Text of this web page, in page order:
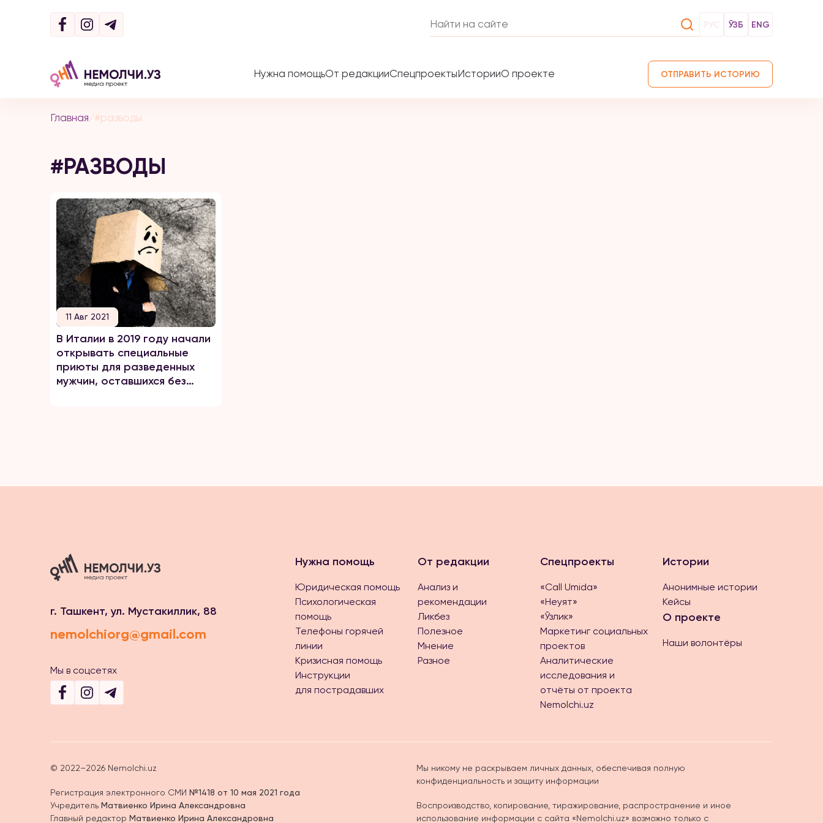
РУС ЎЗБ ENG
Нужна помощьОт редакцииСпецпроектыИсторииО проекте ОТПРАВИТЬ ИСТОРИЮ
Главная/#разводы
#РАЗВОДЫ
11 Авг 2021
В Италии в 2019 году начали
открывать специальные
приюты для разведенных
мужчин, оставшихся без
г. Ташкент, ул. Мустакиллик, 88
nemolchiorg@gmail.com
Мы в соцсетях
Нужна помощь
Юридическая помощь
Психологическая
помощь
Телефоны горячей
линии
Кризисная помощь
Инструкции
для пострадавших
От редакции
Анализ и
рекомендации
Ликбез
Полезное
Мнение
Разное
Спецпроекты
«Call Umida»
«Неуят»
«Ўзлик»
Маркетинг социальных
проектов
Аналитические
исследования и
отчёты от проекта
Nemolchi.uz
Истории
Анонимные истории
Кейсы
О проекте
Наши волонтёры
© 2022–2026 Nemolchi.uz
Регистрация электронного СМИ №1418 от 10 мая 2021 года
Учредитель Матвиенко Ирина Александровна
Главный редактор Матвиенко Ирина Александровна
Мы никому не раскрываем личных данных, обеспечивая полную
конфиденциальность и защиту информации
Воспроизводство, копирование, тиражирование, распространение и иное
использование информации с сайта «Nemolchi.uz» возможно только с